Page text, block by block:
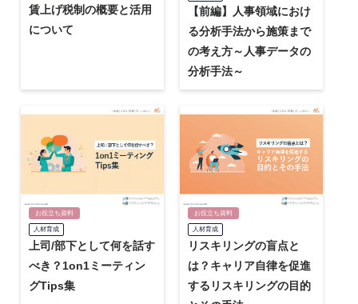
賃上げ税制の概要と活用
について
【前編】人事領域におけ
る分析手法から施策まで
の考え方～人事データの
分析手法～
お役立ち資料
人材育成
上司/部下として何を話す
べき？1on1ミーティン
グTips集
お役立ち資料
人材育成
リスキリングの盲点と
は？キャリア自律を促進
するリスキリングの目的